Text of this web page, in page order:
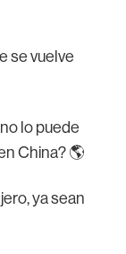
se vuelve
lo puede
China? 🌎
ya sean